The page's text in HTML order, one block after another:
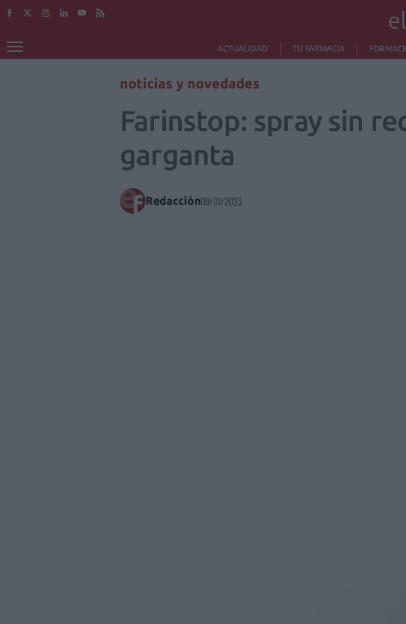
ACTUALIDAD TU FARMACIA
noticias y novedades
Farinstop: spray sin
garganta
Redacción09/01/2023